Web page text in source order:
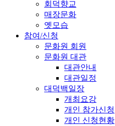
회덕향교
매장문화
옛모습
참여/신청
문화원 회원
문화원 대관
대관안내
대관일정
대덕백일장
개최요강
개인 참가신청
개인 신청현황